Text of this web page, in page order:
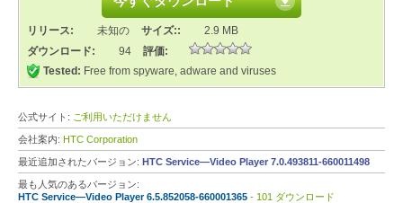
リリース: 未知の サイズ::
2.9 MB
ダウンロード:
94
評価:
Tested: Free from spyware, adware and viruses
公式サイト: ご利用いただけません
会社案内: HTC Corporation
最近追加されたバージョン: HTC Service—Video Player 7.0.493811-660011498
最も人気のあるバージョン:
HTC Service—Video Player 6.5.852058-660001365 - 101 ダウンロード